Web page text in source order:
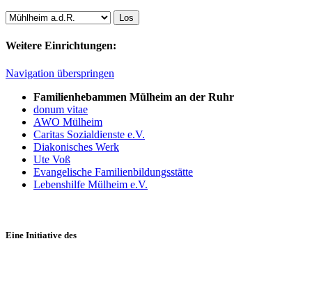
Weitere Einrichtungen:
Navigation überspringen
Familienhebammen Mülheim an der Ruhr
donum vitae
AWO Mülheim
Caritas Sozialdienste e.V.
Diakonisches Werk
Ute Voß
Evangelische Familienbildungsstätte
Lebenshilfe Mülheim e.V.
Eine Initiative des